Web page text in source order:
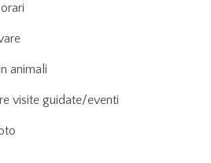
animali
visite guidate/eventi